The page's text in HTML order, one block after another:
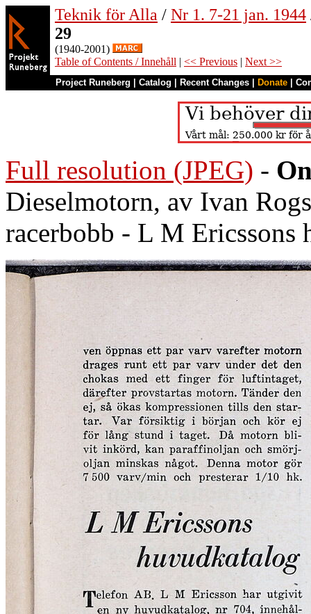
Teknik för Alla / Nr 1. 7-21 jan. 1944
29
(1940-2001)
Table of Contents / Innehåll | << Previous | Next >>
Project Runeberg Catalog Recent Changes Donate
Full resolution (JPEG) -
Dieselmotorn, av Ivan
racerbobb - L M Ericssons